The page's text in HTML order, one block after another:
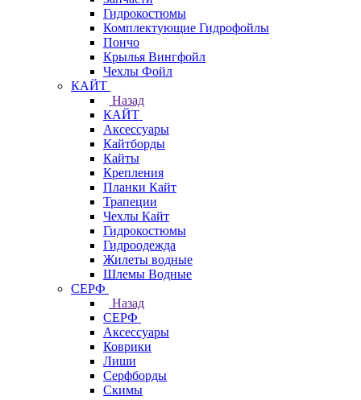
Гидрокостюмы
Комплектующие Гидрофойлы
Пончо
Крылья Вингфойл
Чехлы Фойл
КАЙТ
Назад
КАЙТ
Аксессуары
Кайтборды
Кайты
Крепления
Планки Кайт
Трапеции
Чехлы Кайт
Гидрокостюмы
Гидроодежда
Жилеты водные
Шлемы Водные
СЕРФ
Назад
СЕРФ
Аксессуары
Коврики
Лиши
Серфборды
Скимы